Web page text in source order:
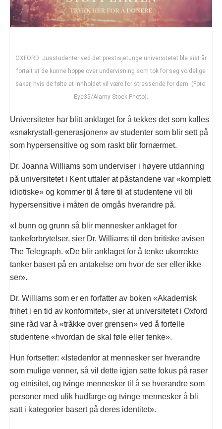
OXFORD: Jusstudenter ved det prestisjetunge universitetet ble sist år
fortalt at de kunne hoppe over undervisning som tok for seg voldelige
saker, hvis de følte at innholdet vil være for stressende for dem. (Foto:
Eye35/Alamy Stock Photo).
Universiteter har blitt anklaget for å tekkes det som kalles
«snøkrystall-generasjonen» av studenter som blir sett på
som hypersensitive og som raskt blir fornærmet.
Dr. Joanna Williams som underviser i høyere utdanning
på universitetet i Kent uttaler at påstandene var «komplett
idiotiske» og kommer til å føre til at studentene vil bli
hypersensitive i måten de omgås hverandre på.
«I bunn og grunn så blir mennesker anklaget for
tankeforbrytelser, sier Dr. Williams til den britiske avisen
The Telegraph. «De blir anklaget for å tenke ukorrekte
tanker basert på en antakelse om hvor de ser eller ikke
ser».
Dr. Williams som er en forfatter av boken «Akademisk
frihet i en tid av konformitet», sier at universitetet i Oxford
sine råd var å «tråkke over grensen» ved å fortelle
studentene «hvordan de skal føle eller tenke».
Hun fortsetter: «Istedenfor at mennesker ser hverandre
som mulige venner, så vil dette igjen sette fokus på raser
og etnisitet, og tvinge mennesker til å se hverandre som
personer med ulik hudfarge og tvinge mennesker å bli
satt i kategorier basert på deres identitet».